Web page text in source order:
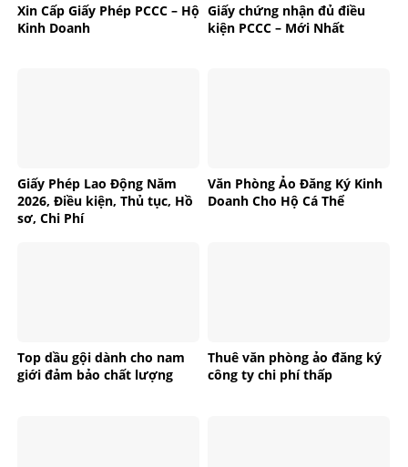
Xin Cấp Giấy Phép PCCC – Hộ
Kinh Doanh
Giấy chứng nhận đủ điều
kiện PCCC – Mới Nhất
Giấy Phép Lao Động Năm
2026, Điều kiện, Thủ tục, Hồ
sơ, Chi Phí
Văn Phòng Ảo Đăng Ký Kinh
Doanh Cho Hộ Cá Thể
Top dầu gội dành cho nam
giới đảm bảo chất lượng
Thuê văn phòng ảo đăng ký
công ty chi phí thấp